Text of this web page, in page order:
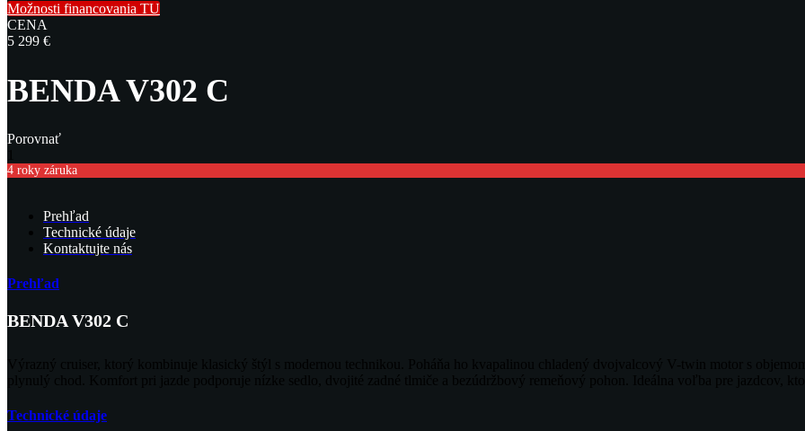
Možnosti financovania TU
CENA
5 299 €
BENDA V302 C
Porovnať
4 roky záruka
Prehľad
Technické údaje
Kontaktujte nás
Prehľad
BENDA V302 C
Technické údaje